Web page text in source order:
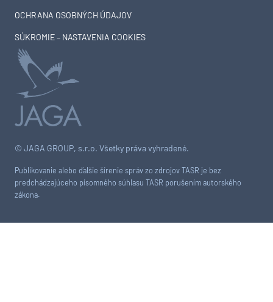
© JAGA GROUP, s.r.o. Všetky práva vyhradené.
Publikovanie alebo ďalšie šírenie správ zo zdrojov TASR je bez
predchádzajúceho písomného súhlasu TASR porušením autorského
zákona.
OCHRANA OSOBNÝCH ÚDAJOV
SÚKROMIE – NASTAVENIA COOKIES